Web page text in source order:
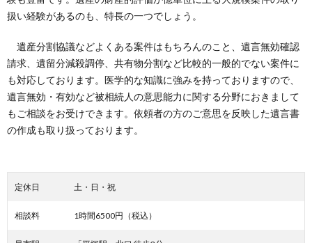
扱い経験があるのも、特長の一つでしょう。
遺産分割協議などよくある案件はもちろんのこと、遺言無効確認
請求、遺留分減殺調停、共有物分割など比較的一般的でない案件に
も対応しております。医学的な知識に強みを持っておりますので、
遺言無効・有効など被相続人の意思能力に関する分野におきまして
もご相談をお受けできます。依頼者の方のご意思を反映した遺言書
の作成も取り扱っております。
定休日 土・日・祝
相談料 1時間6500円（税込）